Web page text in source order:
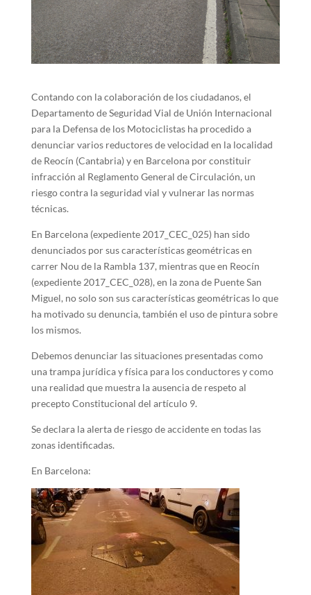
Contando con la colaboración de los ciudadanos, el
Departamento de Seguridad Vial de Unión Internacional
para la Defensa de los Motociclistas ha procedido a
denunciar varios reductores de velocidad en la localidad
de Reocín (Cantabria) y en Barcelona por constituir
infracción al Reglamento General de Circulación, un
riesgo contra la seguridad vial y vulnerar las normas
técnicas.
En Barcelona (expediente 2017_CEC_025) han sido
denunciados por sus características geométricas en
carrer Nou de la Rambla 137, mientras que en Reocín
(expediente 2017_CEC_028), en la zona de Puente San
Miguel, no solo son sus características geométricas lo que
ha motivado su denuncia, también el uso de pintura sobre
los mismos.
Debemos denunciar las situaciones presentadas como
una trampa jurídica y física para los conductores y como
una realidad que muestra la ausencia de respeto al
precepto Constitucional del artículo 9.
Se declara la alerta de riesgo de accidente en todas las
zonas identificadas.
En Barcelona: